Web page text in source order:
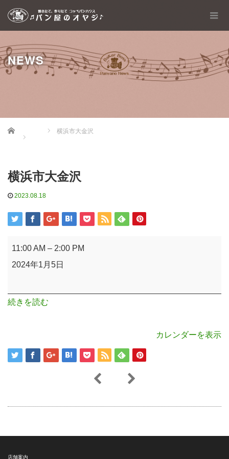
NEWS
Home 横浜市大金沢
横浜市大金沢
2023.08.18
横
金
11:00 AM – 2:00 PM
2024年1月5日
続きを読む
カレンダーを表示
店舗案内